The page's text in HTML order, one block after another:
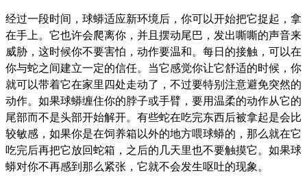
经过一段时间，球蟒适应新环境后，你可以开始把它捉起，拿
在手上。它也许会爬离你，并且摆动尾巴，发出嘶嘶的声音来
威胁，这时候你不要害怕，动作要温和。每日的接触，可以在
你与蛇之间建立一定的信任。当它感觉你让它舒适的时候，你
就可以带着它在家里四处走动了，不过要特别注意避免突然的
动作。如果球蟒缠住你的脖子或手臂，要用温柔的动作从它的
尾部而不是头部开始解开。有些蛇在吃完东西后被拿起是会比
较敏感，如果你是在饲养箱以外的地方喂球蟒的，那么就在它
吃完后再把它放回蛇箱，之后的几天里也不要触摸它。如果球
蟒对你不再感到那么紧张，它就不会发生呕吐的现象。